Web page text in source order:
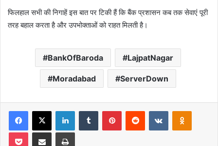
फिलहाल सभी की निगाहें इस बात पर टिकी हैं कि बैंक प्रशासन कब तक सेवाएं पूरी
तरह बहाल करता है और उपभोक्ताओं को राहत मिलती है।
BankOfBaroda LajpatNagar
Moradabad ServerDown
Facebook
X LinkedInTumblr PinterestReddit VKontakte
Pocket Share via Email Print